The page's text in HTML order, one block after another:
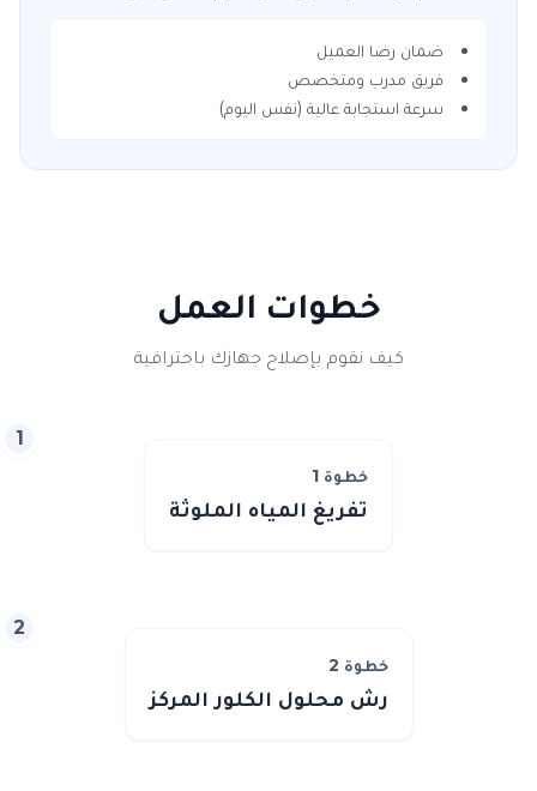
ضمان رضا العميل
فريق مدرب ومتخصص
سرعة استجابة عالية (نفس اليوم)
خطوات العمل
كيف نقوم بإصلاح جهازك باحترافية
خطوة 1
تفريغ المياه الملوثة
1
خطوة 2
رش محلول الكلور المركز
2